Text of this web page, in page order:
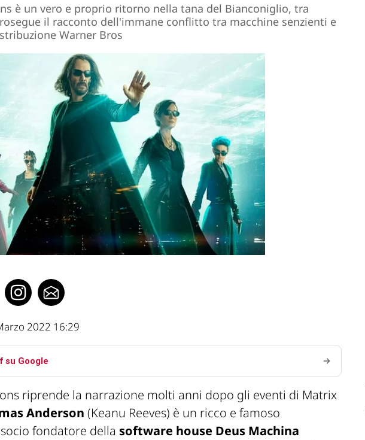
è un vero e proprio ritorno nella tana del Bianconiglio, tra
il racconto dell'immane conflitto tra macchine senzienti e
Warner Bros
2022 16:29
su Google
riprende la narrazione molti anni dopo gli eventi di Matrix
Anderson (Keanu Reeves) è un ricco e famoso
fondatore della software house Deus Machina